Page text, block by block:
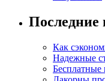
Последние
Как
Надежные
Бесплатные